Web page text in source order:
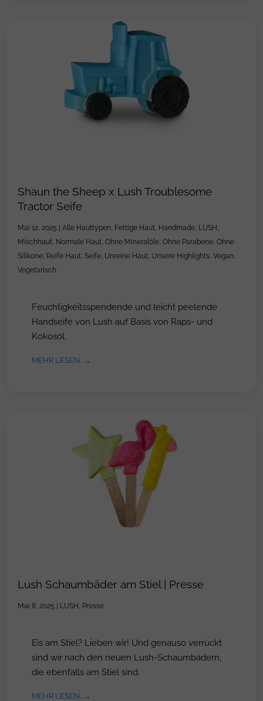
Shaun the Sheep x Lush Troublesome
Tractor Seife
Mai 12, 2025 Alle Hauttypen, Fettige Haut, Handmade, LUSH ,
Mischhaut, Normale Haut, Ohne Mineralöle, Ohne Parabene, Ohne
Silikone, Reife Haut, Seife, Unreine Haut, Unsere Highlights, Vegan,
Vegetarisch
Feuchtigkeitsspendende und leicht peelende
Handseife von Lush auf Basis von Raps- und
Kokosöl.
MEHR LESEN...
Lush Schaumbäder am Stiel | Presse
Mai 8, 2025 | LUSH, Presse
Eis am Stiel? Lieben wir! Und genauso verrückt
sind wir nach den neuen Lush-Schaumbädern,
die ebenfalls am Stiel sind.
MEHR LESEN...